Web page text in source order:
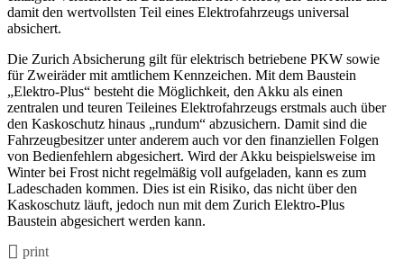
damit den wertvollsten Teil eines Elektrofahrzeugs universal
absichert.
Die Zurich Absicherung gilt für elektrisch betriebene PKW sowie
für Zweiräder mit amtlichem Kennzeichen. Mit dem Baustein
„Elektro-Plus“ besteht die Möglichkeit, den Akku als einen
zentralen und teuren Teileines Elektrofahrzeugs erstmals auch über
den Kaskoschutz hinaus „rundum“ abzusichern. Damit sind die
Fahrzeugbesitzer unter anderem auch vor den finanziellen Folgen
von Bedienfehlern abgesichert. Wird der Akku beispielsweise im
Winter bei Frost nicht regelmäßig voll aufgeladen, kann es zum
Ladeschaden kommen. Dies ist ein Risiko, das nicht über den
Kaskoschutz läuft, jedoch nun mit dem Zurich Elektro-Plus
Baustein abgesichert werden kann.
print